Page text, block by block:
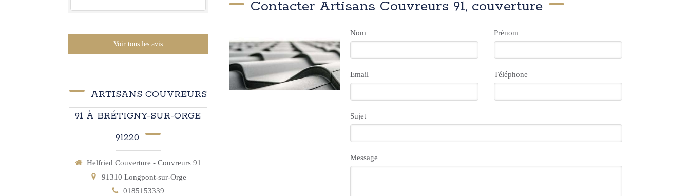
Contacter Artisans Couvreurs 91, couverture
Nom Prénom
Email Téléphone
Sujet
Message
Voir tous les avis
ARTISANS COUVREURS
91 À BRÉTIGNY-SUR-ORGE
91220
Helfried Couverture - Couvreurs 91
91310 Longpont-sur-Orge
0185153339